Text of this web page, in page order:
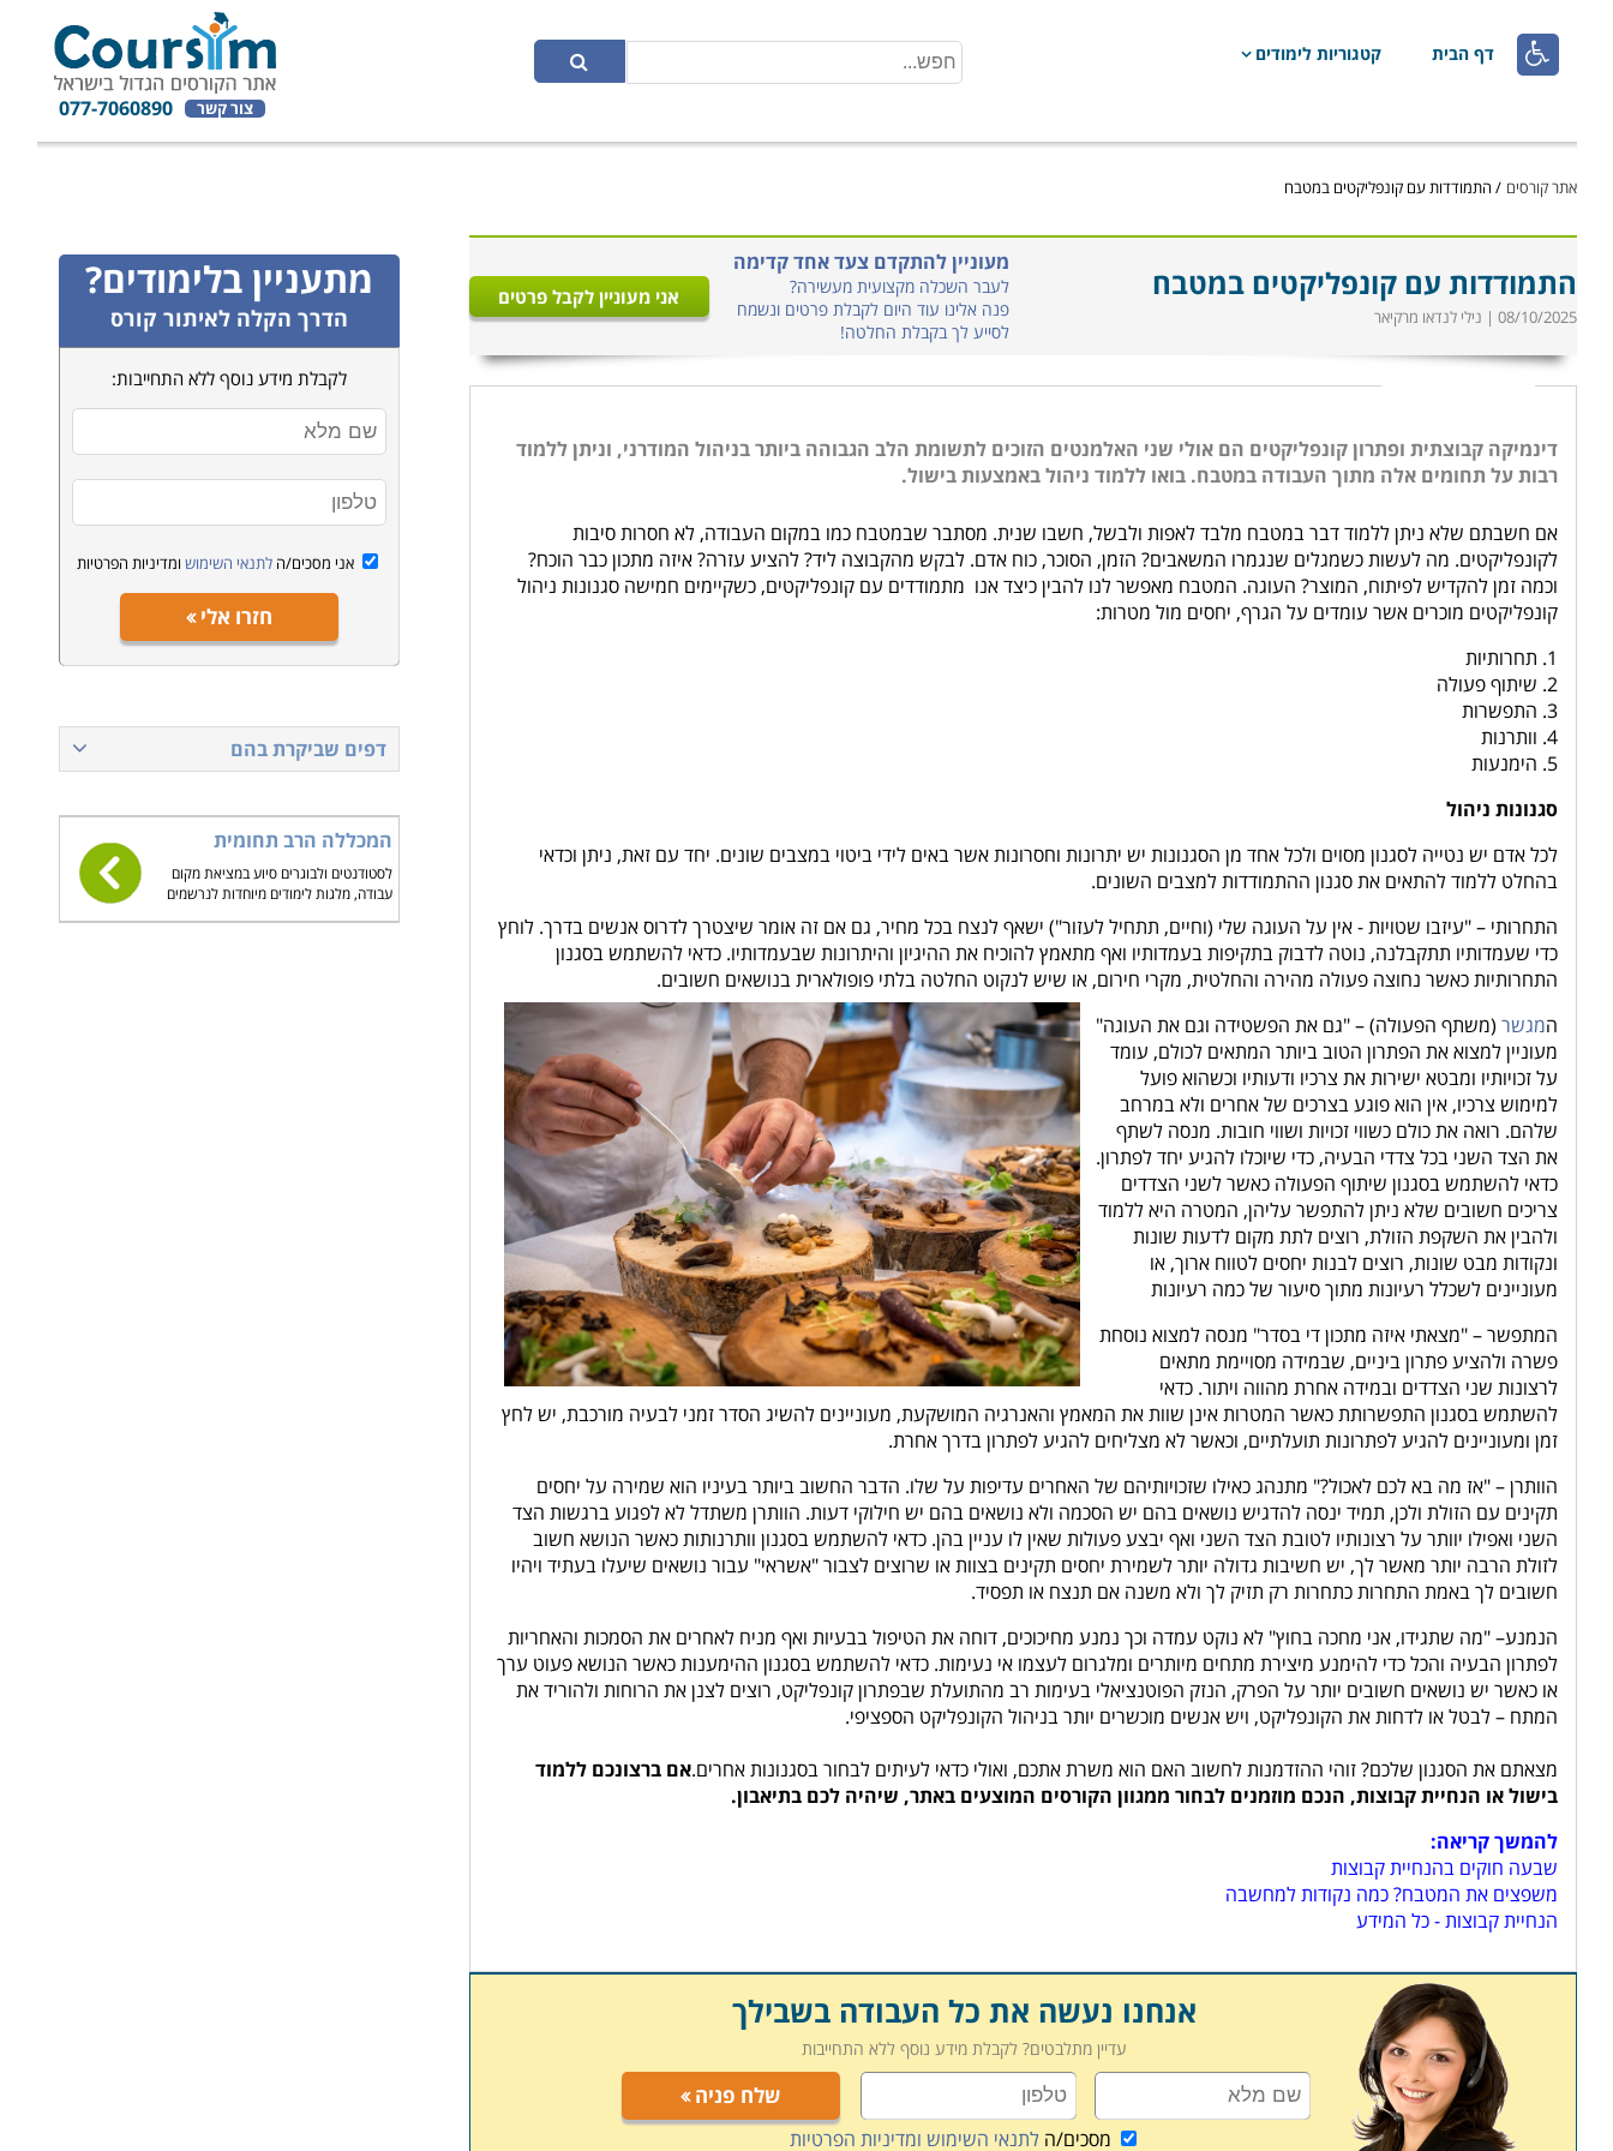
 דף הבית קטגוריות לימודים
צור קשר 077-7060890
אתר קורסים / התמודדות עם קונפליקטים במטבח
התמודדות עם קונפליקטים במטבח
08/10/2025 | נילי לנדאו מרקיאר
מעוניין להתקדם צעד אחד קדימה
לעבר השכלה מקצועית מעשירה?
פנה אלינו עוד היום לקבלת פרטים ונשמח
לסייע לך בקבלת החלטה!
אני מעוניין לקבל פרטים
דינמיקה קבוצתית ופתרון קונפליקטים הם אולי שני האלמנטים הזוכים לתשומת הלב הגבוהה ביותר בניהול המודרני, וניתן ללמוד
רבות על תחומים אלה מתוך העבודה במטבח. בואו ללמוד ניהול באמצעות בישול.
אם חשבתם שלא ניתן ללמוד דבר במטבח מלבד לאפות ולבשל, חשבו שנית. מסתבר שבמטבח כמו במקום העבודה, לא חסרות סיבות
לקונפליקטים. מה לעשות כשמגלים שנגמרו המשאבים? הזמן, הסוכר, כוח אדם. לבקש מהקבוצה ליד? להציע עזרה? איזה מתכון כבר הוכח?
וכמה זמן להקדיש לפיתוח, המוצר? העוגה. המטבח מאפשר לנו להבין כיצד אנו מתמודדים עם קונפליקטים, כשקיימים חמישה סגנונות ניהול
קונפליקטים מוכרים אשר עומדים על הגרף, יחסים מול מטרות:
1. תחרותיות
2. שיתוף פעולה
3. התפשרות
4. וותרנות
5. הימנעות
סגנונות ניהול
לכל אדם יש נטייה לסגנון מסוים ולכל אחד מן הסגנונות יש יתרונות וחסרונות אשר באים לידי ביטוי במצבים שונים. יחד עם זאת, ניתן וכדאי
בהחלט ללמוד להתאים את סגנון ההתמודדות למצבים השונים.
התחרותי – "עיזבו שטויות - אין על העוגה שלי (וחיים, תתחיל לעזור") ישאף לנצח בכל מחיר, גם אם זה אומר שיצטרך לדרוס אנשים בדרך. לוחץ
כדי שעמדותיו תתקבלנה, נוטה לדבוק בתקיפות בעמדותיו ואף מתאמץ להוכיח את ההיגיון והיתרונות שבעמדותיו. כדאי להשתמש בסגנון
התחרותיות כאשר נחוצה פעולה מהירה והחלטית, מקרי חירום, או שיש לנקוט החלטה בלתי פופולארית בנושאים חשובים.
המגשר (משתף הפעולה) – "גם את הפשטידה וגם את העוגה"
מעוניין למצוא את הפתרון הטוב ביותר המתאים לכולם, עומד
על זכויותיו ומבטא ישירות את צרכיו ודעותיו וכשהוא פועל
למימוש צרכיו, אין הוא פוגע בצרכים של אחרים ולא במרחב
שלהם. רואה את כולם כשווי זכויות ושווי חובות. מנסה לשתף
את הצד השני בכל צדדי הבעיה, כדי שיוכלו להגיע יחד לפתרון.
כדאי להשתמש בסגנון שיתוף הפעולה כאשר לשני הצדדים
צריכים חשובים שלא ניתן להתפשר עליהן, המטרה היא ללמוד
ולהבין את השקפת הזולת, רוצים לתת מקום לדעות שונות
ונקודות מבט שונות, רוצים לבנות יחסים לטווח ארוך, או
מעוניינים לשכלל רעיונות מתוך סיעור של כמה רעיונות
המתפשר – "מצאתי איזה מתכון די בסדר" מנסה למצוא נוסחת
פשרה ולהציע פתרון ביניים, שבמידה מסויימת מתאים
לרצונות שני הצדדים ובמידה אחרת מהווה ויתור. כדאי
להשתמש בסגנון התפשרותת כאשר המטרות אינן שוות את המאמץ והאנרגיה המושקעת, מעוניינים להשיג הסדר זמני לבעיה מורכבת, יש לחץ
זמן ומעוניינים להגיע לפתרונות תועלתיים, וכאשר לא מצליחים להגיע לפתרון בדרך אחרת.
הוותרן – "אז מה בא לכם לאכול?" מתנהג כאילו שזכויותיהם של האחרים עדיפות על שלו. הדבר החשוב ביותר בעיניו הוא שמירה על יחסים
תקינים עם הזולת ולכן, תמיד ינסה להדגיש נושאים בהם יש הסכמה ולא נושאים בהם יש חילוקי דעות. הוותרן משתדל לא לפגוע ברגשות הצד
השני ואפילו יוותר על רצונותיו לטובת הצד השני ואף יבצע פעולות שאין לו עניין בהן. כדאי להשתמש בסגנון וותרנותות כאשר הנושא חשוב
לזולת הרבה יותר מאשר לך, יש חשיבות גדולה יותר לשמירת יחסים תקינים בצוות או שרוצים לצבור "אשראי" עבור נושאים שיעלו בעתיד ויהיו
חשובים לך באמת התחרות כתחרות רק תזיק לך ולא משנה אם תנצח או תפסיד.
הנמנע– "מה שתגידו, אני מחכה בחוץ" לא נוקט עמדה וכך נמנע מחיכוכים, דוחה את הטיפול בבעיות ואף מניח לאחרים את הסמכות והאחריות
לפתרון הבעיה והכל כדי להימנע מיצירת מתחים מיותרים ומלגרום לעצמו אי נעימות. כדאי להשתמש בסגנון ההימענות כאשר הנושא פעוט ערך
או כאשר יש נושאים חשובים יותר על הפרק, הנזק הפוטנציאלי בעימות רב מהתועלת שבפתרון קונפליקט, רוצים לצנן את הרוחות ולהוריד את
המתח – לבטל או לדחות את הקונפליקט, ויש אנשים מוכשרים יותר בניהול הקונפליקט הספציפי.
מצאתם את הסגנון שלכם? זוהי ההזדמנות לחשוב האם הוא משרת אתכם, ואולי כדאי לעיתים לבחור בסגנונות אחרים.אם ברצונכם ללמוד
בישול או הנחיית קבוצות, הנכם מוזמנים לבחור ממגוון הקורסים המוצעים באתר, שיהיה לכם בתיאבון.
להמשך קריאה:
שבעה חוקים בהנחיית קבוצות
משפצים את המטבח? כמה נקודות למחשבה
הנחיית קבוצות - כל המידע
אנחנו נעשה את כל העבודה בשבילך
עדיין מתלבטים? לקבלת מידע נוסף ללא התחייבות
שלח פניה
מסכים/הלתנאי השימוש ומדיניות הפרטיות
מתעניין בלימודים?
הדרך הקלה לאיתור קורס
לקבלת מידע נוסף ללא התחייבות:
אני מסכים/הלתנאי השימוש ומדיניות הפרטיות
חזרו אלי
דפים שביקרת בהם
המכללה הרב תחומית
לסטודנטים ולבוגרים סיוע במציאת מקום
עבודה, מלגות לימודים מיוחדות לנרשמים